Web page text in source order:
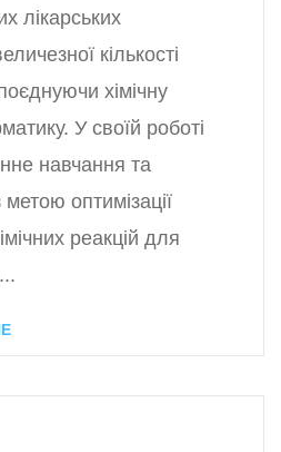
лікарських
кількості
хімічну
У своїй роботі
навчання та
оптимізації
реакцій для